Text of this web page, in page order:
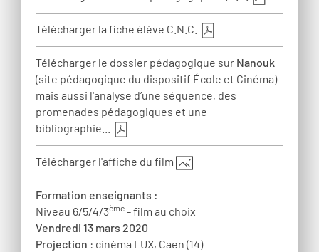
Télécharger la fiche élève C.N.C.
Télécharger le dossier pédagogique sur Nanouk
(site pédagogique du dispositif École et Cinéma)
mais aussi l'analyse d’une séquence, des
promenades pédagogiques et une
bibliographie...
Télécharger l'affiche du film
Formation enseignants :
Niveau 6/5/4/3ème - film au choix
Vendredi 13 mars 2020
Projection : cinéma LUX, Caen (14)